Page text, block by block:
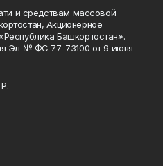
и средствам массовой
Акционерное
Башкортостан».
Эл № ФС 77-73100 от 9 июня